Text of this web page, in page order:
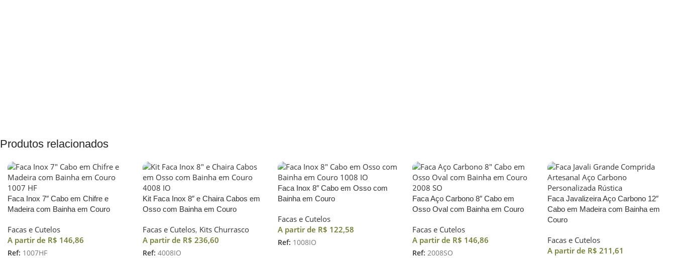
Produtos relacionados
Faca Inox 7″ Cabo em Chifre e
Madeira com Bainha em Couro
Facas e Cutelos
A partir de R$ 146,86
Ref: 1007HF
Kit Faca Inox 8″ e Chaira Cabos em
Osso com Bainha em Couro
Facas e Cutelos, Kits Churrasco
A partir de R$ 236,60
Ref: 4008IO
Faca Inox 8″ Cabo em Osso com
Bainha em Couro
Facas e Cutelos
A partir de R$ 122,58
Ref: 1008IO
Faca Aço Carbono 8″ Cabo em
Osso Oval com Bainha em Couro
Facas e Cutelos
A partir de R$ 146,86
Ref:2008SO
Faca Javalizeira Aço Carbono 12″
Cabo em Madeira com Bainha em
Couro
Facas e Cutelos
A partir de R$ 211,61